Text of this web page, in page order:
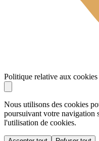
Politique relative aux cookies
Nous utilisons des cookies
poursuivant votre navigation
l'utilisation de cookies.